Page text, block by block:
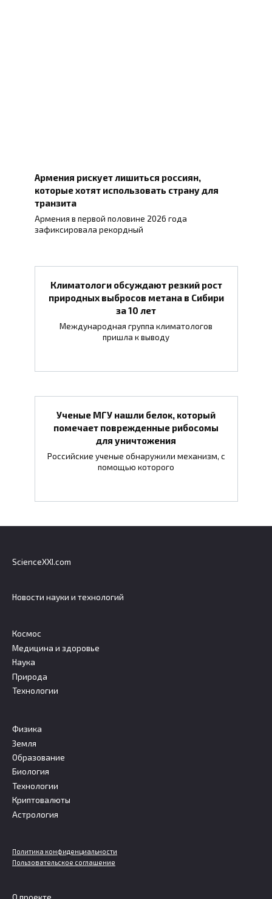
Армения рискует лишиться россиян,
которые хотят использовать страну для
транзита
Армения в первой половине 2026 года
зафиксировала рекордный
Климатологи обсуждают резкий рост
природных выбросов метана в Сибири
за 10 лет
Международная группа климатологов
пришла к выводу
Ученые МГУ нашли белок, который
помечает поврежденные рибосомы
для уничтожения
Российские ученые обнаружили механизм, с
помощью которого
ScienceXXI.com
Новости науки и технологий
Космос
Медицина и здоровье
Наука
Природа
Технологии
Физика
Земля
Образование
Биология
Технологии
Криптовалюты
Астрология
Политика конфиденциальности
Пользовательское соглашение